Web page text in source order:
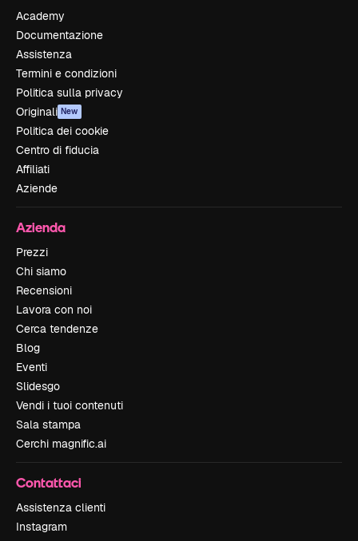
Academy
Documentazione
Assistenza
Termini e condizioni
Politica sulla privacy
Originali New
Politica dei cookie
Centro di fiducia
Affiliati
Aziende
Azienda
Prezzi
Chi siamo
Recensioni
Lavora con noi
Cerca tendenze
Blog
Eventi
Slidesgo
Vendi i tuoi contenuti
Sala stampa
Cerchi magnific.ai
Contattaci
Assistenza clienti
Instagram